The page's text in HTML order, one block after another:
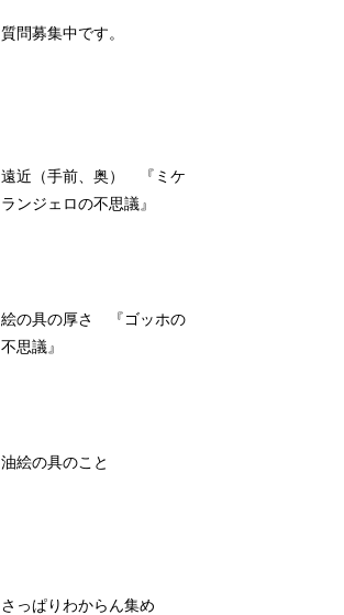
質問募集中です。
遠近（手前、奥） 『ミケ
ランジェロの不思議』
絵の具の厚さ 『ゴッホの
不思議』
油絵の具のこと
さっぱりわからん集め